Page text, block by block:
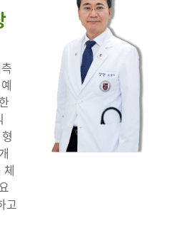
체
고